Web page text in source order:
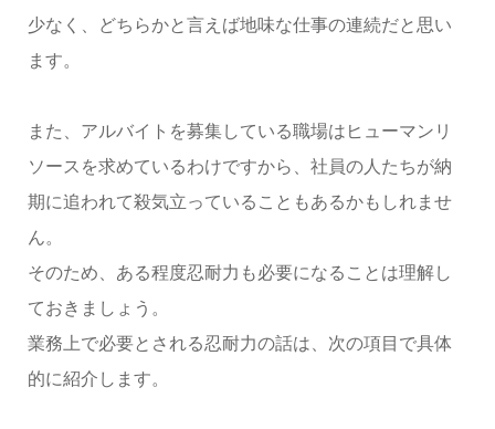
少なく、どちらかと言えば地味な仕事の連続だと思い
ます。
また、アルバイトを募集している職場はヒューマンリ
ソースを求めているわけですから、社員の人たちが納
期に追われて殺気立っていることもあるかもしれませ
ん。
そのため、ある程度忍耐力も必要になることは理解し
ておきましょう。
業務上で必要とされる忍耐力の話は、次の項目で具体
的に紹介します。